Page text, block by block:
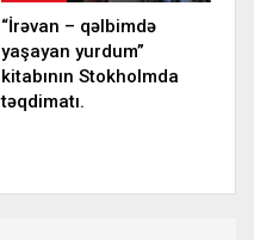
“İrəvan – qəlbimdə
yaşayan yurdum”
kitabının Stokholmda
təqdimatı.